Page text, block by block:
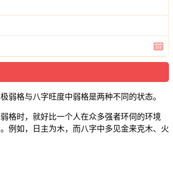
弱格与八字旺度中弱格是两种不同的状态。
格时，就好比一个人在众多强者环伺的环境
例如，日主为木，而八字中多见金来克木、火